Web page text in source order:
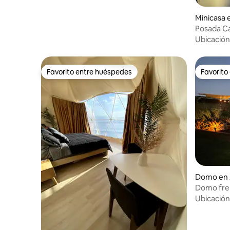
Minicasa
Posada
Ubicación
Favorito entre huéspedes
Favorito entre huéspedes
Domo en
Domo
Ubicación